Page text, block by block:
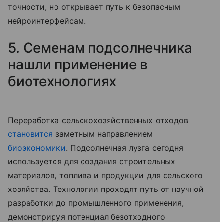
точности, но открывает путь к безопасным
нейроинтерфейсам.
5. Семенам подсолнечника
нашли применение в
биотехнологиях
Переработка сельскохозяйственных отходов
становится заметным направлением
биоэкономики. Подсолнечная лузга сегодня
используется для создания строительных
материалов, топлива и продукции для сельского
хозяйства. Технологии проходят путь от научной
разработки до промышленного применения,
демонстрируя потенциал безотходного